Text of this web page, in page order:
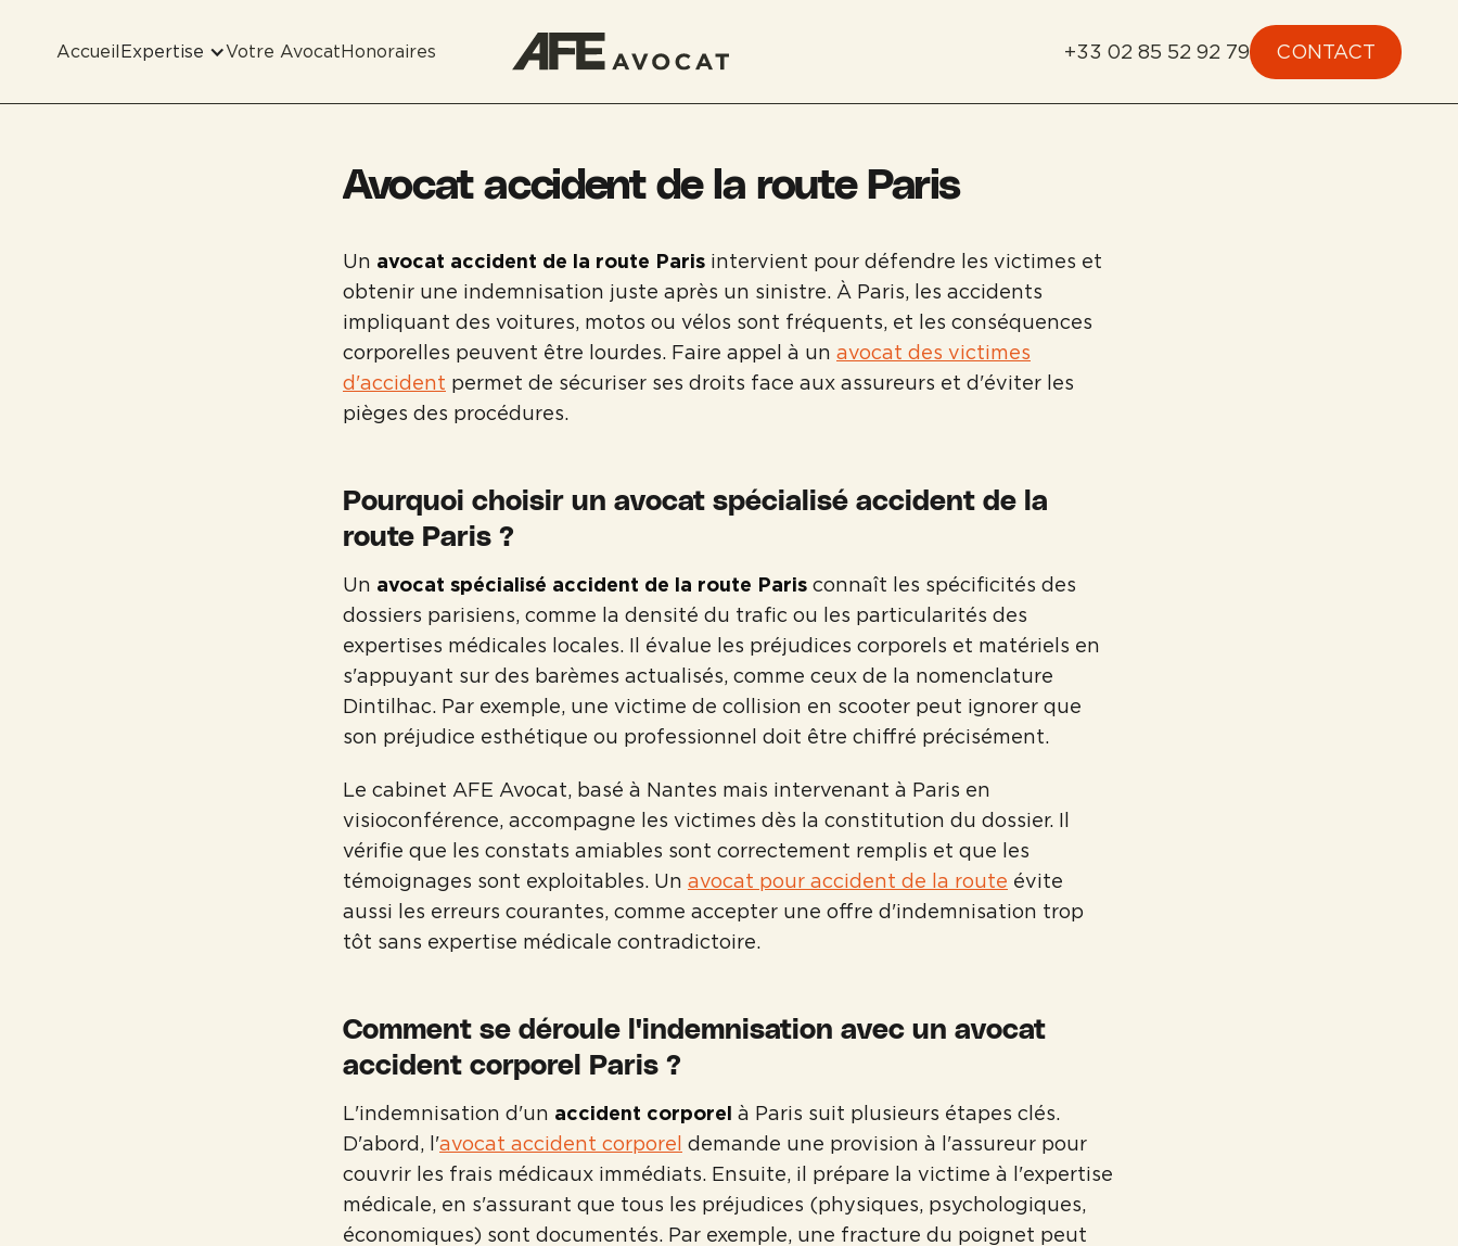
AccueilExpertise Votre AvocatHonoraires +33 02 85 52 92 79 CONTACT
Avocat accident de la route Paris
Un avocat accident de la route Paris intervient pour défendre les victimes et
obtenir une indemnisation juste après un sinistre. À Paris, les accidents
impliquant des voitures, motos ou vélos sont fréquents, et les conséquences
corporelles peuvent être lourdes. Faire appel à un avocat des victimes
d'accident permet de sécuriser ses droits face aux assureurs et d'éviter les
pièges des procédures.
Pourquoi choisir un avocat spécialisé accident de la
route Paris ?
Un avocat spécialisé accident de la route Paris connaît les spécificités des
dossiers parisiens, comme la densité du trafic ou les particularités des
expertises médicales locales. Il évalue les préjudices corporels et matériels en
s'appuyant sur des barèmes actualisés, comme ceux de la nomenclature
Dintilhac. Par exemple, une victime de collision en scooter peut ignorer que
son préjudice esthétique ou professionnel doit être chiffré précisément.
Le cabinet AFE Avocat, basé à Nantes mais intervenant à Paris en
visioconférence, accompagne les victimes dès la constitution du dossier. Il
vérifie que les constats amiables sont correctement remplis et que les
témoignages sont exploitables. Un avocat pour accident de la route évite
aussi les erreurs courantes, comme accepter une offre d'indemnisation trop
tôt sans expertise médicale contradictoire.
Comment se déroule l'indemnisation avec un avocat
accident corporel Paris ?
L'indemnisation d'un accident corporel à Paris suit plusieurs étapes clés.
D'abord, l'avocat accident corporel demande une provision à l'assureur pour
couvrir les frais médicaux immédiats. Ensuite, il prépare la victime à l'expertise
médicale, en s'assurant que tous les préjudices (physiques, psychologiques,
économiques) sont documentés. Par exemple, une fracture du poignet peut